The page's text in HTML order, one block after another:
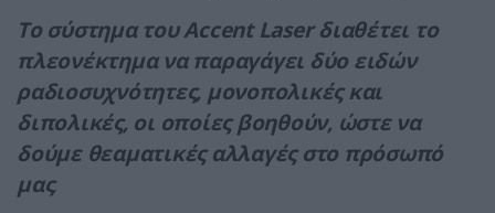
Το σύστημα του Accent Laser διαθέτει το
πλεονέκτημα να παραγάγει δύο ειδών
ραδιοσυχνότητες, μονοπολικές και
διπολικές, οι οποίες βοηθούν, ώστε να
δούμε θεαματικές αλλαγές στο πρόσωπό
μας.